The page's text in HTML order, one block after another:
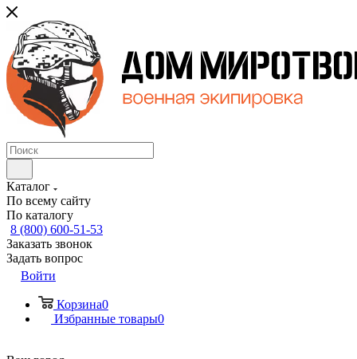
Каталог
По всему сайту
По каталогу
8 (800) 600-51-53
Заказать звонок
Задать вопрос
Войти
Корзина0
Избранные товары0